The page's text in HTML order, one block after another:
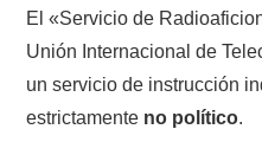
El «Servicio de
Unión Internacional de
un servicio de instrucción
estrictamente no político.